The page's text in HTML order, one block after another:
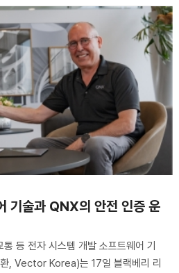
기술과 QNX의 안전 인증 운
등 전자 시스템 개발 소프트웨어 기
, Vector Korea)는 17일 블랙베리 리